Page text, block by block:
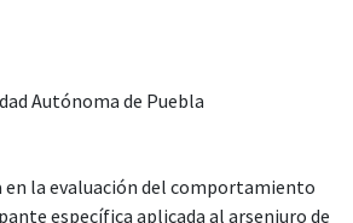
Autónoma de Puebla
en la evaluación del comportamiento
específica aplicada al arseniuro de